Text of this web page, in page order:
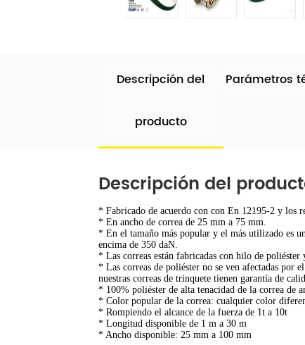
Descripción del
producto
Parámetros
Descripción del
* Fabricado de acuerdo con con En 12195-2 y los
* En ancho de correa de 25 mm a 75 mm.
* En el tamaño más popular y el más utilizado es
encima de 350 daN.
* Las correas están fabricadas con hilo de poliéster
* Las correas de poliéster no se ven afectadas por
nuestras correas de trinquete tienen garantía de
* 100% poliéster de alta tenacidad de la correa de
* Color popular de la correa: cualquier color
* Rompiendo el alcance de la fuerza de 1t a 10t
* Longitud disponible de 1 m a 30 m
* Ancho disponible: 25 mm a 100 mm